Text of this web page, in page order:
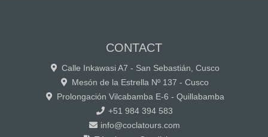
CONTACT
Calle Inkawasi A7 - San Sebastián, Cusco
Mesón de la Estrella Nº 137 - Cusco
Prolongación Vilcabamba E-6 - Quillabamba
+51 984 394 583
info@coclatours.com